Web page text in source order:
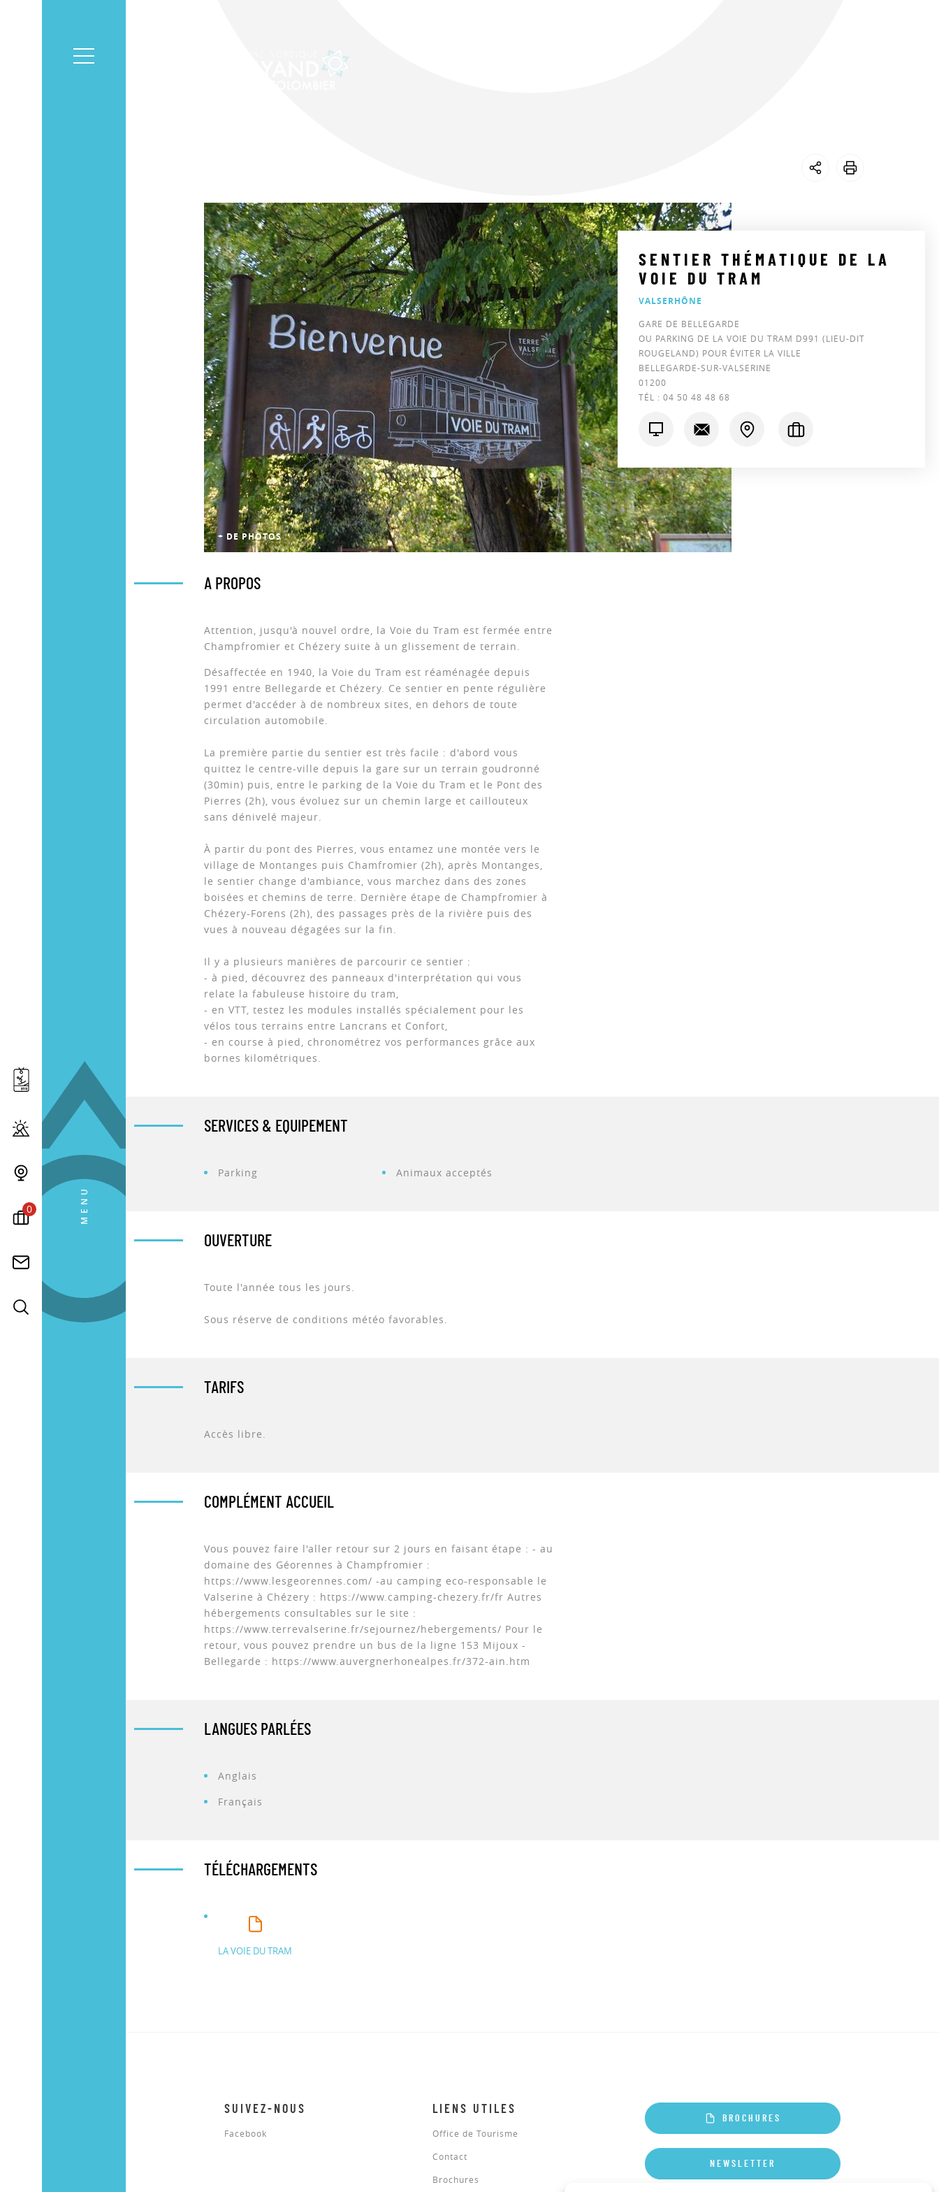
0 MENU
+ DE PHOTOS
SENTIER THÉMATIQUE DE LA
VOIE DU TRAM
VALSERHÔNE
GARE DE BELLEGARDE
OU PARKING DE LA VOIE DU TRAM D991 (LIEU-DIT
ROUGELAND) POUR ÉVITER LA VILLE
BELLEGARDE-SUR-VALSERINE
01200
TÉL : 04 50 48 48 68
A PROPOS
Attention, jusqu'à nouvel ordre, la Voie du Tram est fermée entre
Champfromier et Chézery suite à un glissement de terrain.
Désaffectée en 1940, la Voie du Tram est réaménagée depuis
1991 entre Bellegarde et Chézery. Ce sentier en pente régulière
permet d'accéder à de nombreux sites, en dehors de toute
circulation automobile.
La première partie du sentier est très facile : d'abord vous
quittez le centre-ville depuis la gare sur un terrain goudronné
(30min) puis, entre le parking de la Voie du Tram et le Pont des
Pierres (2h), vous évoluez sur un chemin large et caillouteux
sans dénivelé majeur.
À partir du pont des Pierres, vous entamez une montée vers le
village de Montanges puis Chamfromier (2h), après Montanges,
le sentier change d'ambiance, vous marchez dans des zones
boisées et chemins de terre. Dernière étape de Champfromier à
Chézery-Forens (2h), des passages près de la rivière puis des
vues à nouveau dégagées sur la fin.
Il y a plusieurs manières de parcourir ce sentier :
- à pied, découvrez des panneaux d'interprétation qui vous
relate la fabuleuse histoire du tram,
- en VTT, testez les modules installés spécialement pour les
vélos tous terrains entre Lancrans et Confort,
- en course à pied, chronométrez vos performances grâce aux
bornes kilométriques.
SERVICES & EQUIPEMENT
Parking Animaux acceptés
OUVERTURE
Toute l'année tous les jours.
Sous réserve de conditions météo favorables.
TARIFS
Accès libre.
COMPLÉMENT ACCUEIL
Vous pouvez faire l'aller retour sur 2 jours en faisant étape : - au
domaine des Géorennes à Champfromier :
https://www.lesgeorennes.com/ -au camping eco-responsable le
Valserine à Chézery : https://www.camping-chezery.fr/fr Autres
hébergements consultables sur le site :
https://www.terrevalserine.fr/sejournez/hebergements/ Pour le
retour, vous pouvez prendre un bus de la ligne 153 Mijoux -
Bellegarde : https://www.auvergnerhonealpes.fr/372-ain.htm
LANGUES PARLÉES
Anglais
Français
TÉLÉCHARGEMENTS
LA VOIE DU TRAM
SUIVEZ-NOUS
Facebook
LIENS UTILES
Office de Tourisme
Contact
Brochures
BROCHURES
NEWSLETTER